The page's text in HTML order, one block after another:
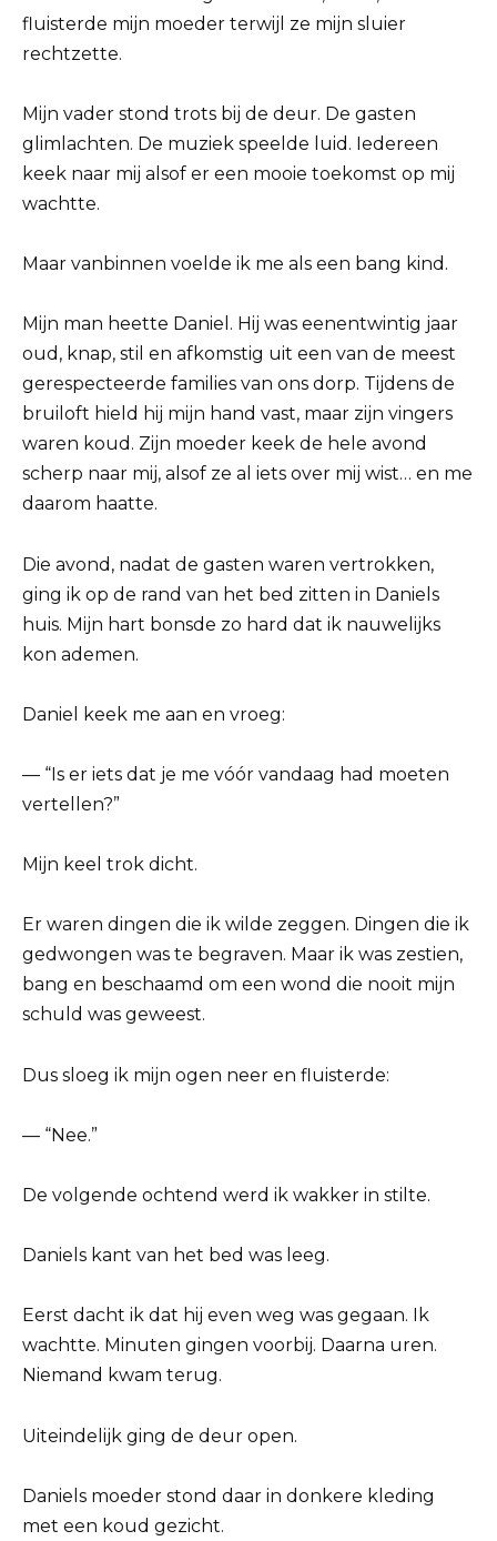
fluisterde mijn moeder terwijl ze mijn sluier
rechtzette.
Mijn vader stond trots bij de deur. De gasten
glimlachten. De muziek speelde luid. Iedereen
keek naar mij alsof er een mooie toekomst op mij
wachtte.
Maar vanbinnen voelde ik me als een bang kind.
Mijn man heette Daniel. Hij was eenentwintig jaar
oud, knap, stil en afkomstig uit een van de meest
gerespecteerde families van ons dorp. Tijdens de
bruiloft hield hij mijn hand vast, maar zijn vingers
waren koud. Zijn moeder keek de hele avond
scherp naar mij, alsof ze al iets over mij wist… en me
daarom haatte.
Die avond, nadat de gasten waren vertrokken,
ging ik op de rand van het bed zitten in Daniels
huis. Mijn hart bonsde zo hard dat ik nauwelijks
kon ademen.
Daniel keek me aan en vroeg:
— “Is er iets dat je me vóór vandaag had moeten
vertellen?”
Mijn keel trok dicht.
Er waren dingen die ik wilde zeggen. Dingen die ik
gedwongen was te begraven. Maar ik was zestien,
bang en beschaamd om een wond die nooit mijn
schuld was geweest.
Dus sloeg ik mijn ogen neer en fluisterde:
— “Nee.”
De volgende ochtend werd ik wakker in stilte.
Daniels kant van het bed was leeg.
Eerst dacht ik dat hij even weg was gegaan. Ik
wachtte. Minuten gingen voorbij. Daarna uren.
Niemand kwam terug.
Uiteindelijk ging de deur open.
Daniels moeder stond daar in donkere kleding
met een koud gezicht.